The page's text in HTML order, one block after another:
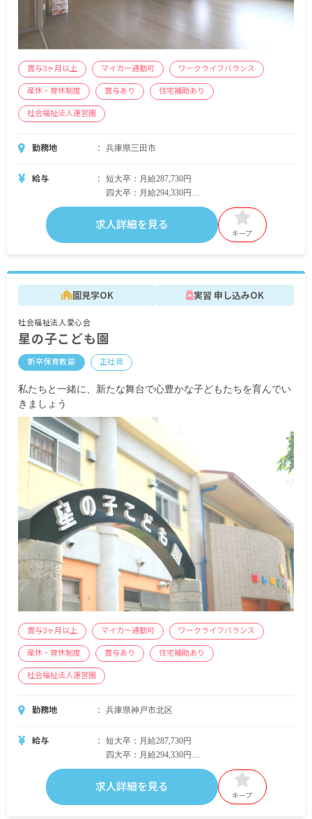
賞与3ヶ月以上 マイカー通勤可 ワークライフバランス
産休・育休制度 賞与あり 住宅補助あり
社会福祉法人運営園
勤務地 兵庫県三田市
給与
短大卒：月給287,730円
四大卒：月給294,330円
＜別途支給手当＞
■通勤手当 月上限 30,000円
■指導手当 30,000円
■副指導手当 20,000円
■リーダー手当 10,000円
■処遇改善Ⅰ手当 20,000円
■処遇改善Ⅲ手当 12,000円
■人事院勧告手当 40,000円
■住宅手当
■臨時処遇手当 80,000円
■人材確保一時金 280,000円
■昇給年1回
■賞与あり 昨年実績：計4カ月分
※試用期間なし
求人詳細を見る
キープ
園見学OK 実習 申し込みOK
社会福祉法人愛心会
星の子こども園
新卒保育教諭 正社員
私たちと一緒に、新たな舞台で心豊かな子どもたちを育んでい
きましょう
賞与3ヶ月以上 マイカー通勤可 ワークライフバランス
産休・育休制度 賞与あり 住宅補助あり
社会福祉法人運営園
勤務地 兵庫県神戸市北区
給与
短大卒：月給287,730円
四大卒：月給294,330円
＜別途支給手当＞
■通勤手当 月上限 30,000円
求人詳細を見る
キープ